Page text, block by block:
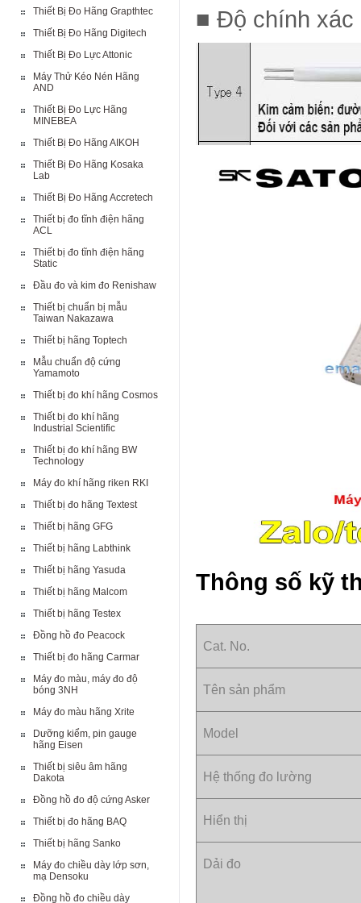
Thiết Bị Đo Hãng Grapthtec
Thiết Bị Đo Hãng Digitech
Thiết Bị Đo Lực Attonic
Máy Thử Kéo Nén Hãng
AND
Thiết Bị Đo Lực Hãng
MINEBEA
Thiết Bị Đo Hãng AIKOH
Thiết Bị Đo Hãng Kosaka
Lab
Thiết Bị Đo Hãng Accretech
Thiết bị đo tĩnh điện hãng
ACL
Thiết bị đo tĩnh điện hãng
Static
Đầu đo và kim đo Renishaw
Thiết bị chuẩn bị mẫu
Taiwan Nakazawa
Thiết bị hãng Toptech
Mẫu chuẩn độ cứng
Yamamoto
Thiết bị đo khí hãng Cosmos
Thiết bị đo khí hãng
Industrial Scientific
Thiết bị đo khí hãng BW
Technology
Máy đo khí hãng riken RKI
Thiết bị đo hãng Textest
Thiết bị hãng GFG
Thiết bị hãng Labthink
Thiết bị hãng Yasuda
Thiết bị hãng Malcom
Thiết bị hãng Testex
Đồng hồ đo Peacock
Thiết bị đo hãng Carmar
Máy đo màu, máy đo độ
bóng 3NH
Máy đo màu hãng Xrite
Dưỡng kiểm, pin gauge
hãng Eisen
Thiết bị siêu âm hãng
Dakota
Đồng hồ đo độ cứng Asker
Thiết bị đo hãng BAQ
Thiết bị hãng Sanko
Máy đo chiều dày lớp sơn,
mạ Densoku
Đồng hồ đo chiều dày
■ Độ chính xác
Thông số kỹ
Cat. No.
Tên sản phẩm
Model
Hệ thống đo lường
Hiển thị
Dải đo